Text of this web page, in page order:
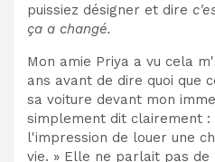
puissiez désigner et dire
ça a changé.
Mon amie Priya a vu cela
ans avant de dire quoi que
sa voiture devant mon
simplement dit clairement :
l'impression de louer une
vie. » Elle ne parlait pas